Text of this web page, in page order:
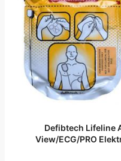
Defibtech Lifeline
View/ECG/PRO